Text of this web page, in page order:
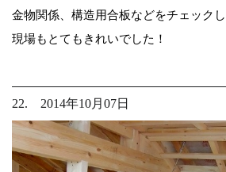
金物関係、構造用合板などをチェック
現場もとてもきれいでした！
22. 2014年10月07日